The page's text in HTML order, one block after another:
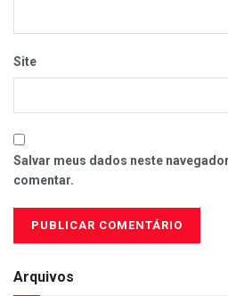
Site
Salvar meus dados neste
comentar.
Arquivos